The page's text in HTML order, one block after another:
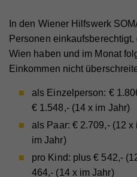
In den Wiener Hilfswerk
Personen
Wien haben und im Monat
Einkommen nicht
als Einzelperson: €
€ 1.548,- (14 x im Jahr)
als Paar: € 2.709,- (12 x
im Jahr)
pro Kind: plus € 542,-
464,- (14 x im Jahr)